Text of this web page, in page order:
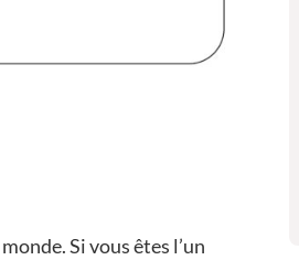
Si vous êtes l’un